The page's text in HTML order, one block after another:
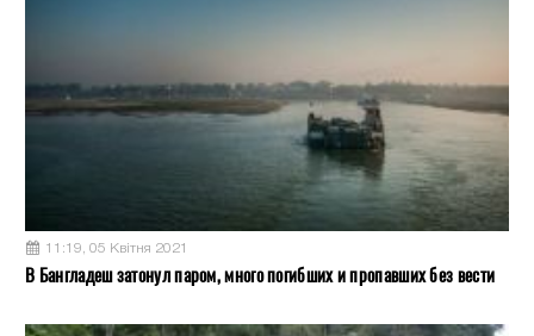
11:19, 05 Квітня 2021
В Бангладеш затонул паром, много погибших и пропавших без вести